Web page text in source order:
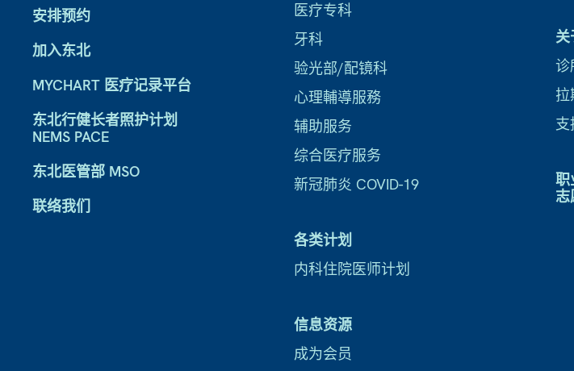
安排预约
加入东北
MYCHART 医疗记录平台
东北行健长者照护计划
NEMS PACE
东北医管部 MSO
联络我们
医疗专科
牙科
验光部/配镜科
心理輔導服務
辅助服务
综合医疗服务
新冠肺炎 COVID-19
各类计划
内科住院医师计划
信息资源
成为会员
关
诊
拉
支
职
志